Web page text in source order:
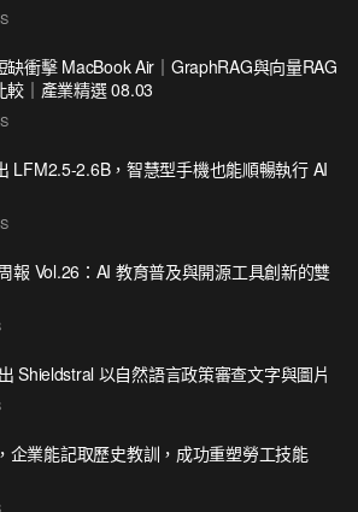
缺衝擊 MacBook Air｜GraphRAG與向量RAG
較｜產業精選 08.03
LFM2.5-2.6B，智慧型手機也能順暢執行 AI
報 Vol.26：AI 教育普及與開源工具創新的雙
Shieldstral 以自然語言政策審查文字與圖片
企業能記取歷史教訓，成功重塑勞工技能